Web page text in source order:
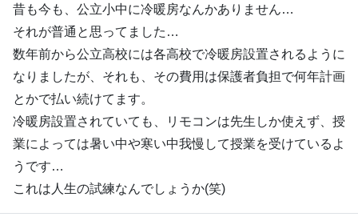
昔も今も、公立小中に冷暖房なんかありません…
それが普通と思ってました…
数年前から公立高校には各高校で冷暖房設置されるように
なりましたが、それも、その費用は保護者負担で何年計画
とかで払い続けてます。
冷暖房設置されていても、リモコンは先生しか使えず、授
業によっては暑い中や寒い中我慢して授業を受けているよ
うです…
これは人生の試練なんでしょうか(笑)